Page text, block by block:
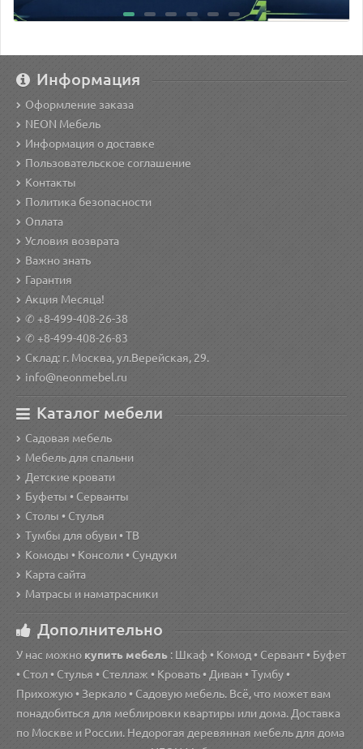
Информация
Оформление заказа
NEON Мебель
Информация о доставке
Пользовательское соглашение
Контакты
Политика безопасности
Оплата
Условия возврата
Важно знать
Гарантия
Акция Месяца!
✆ +8-499-408-26-38
✆ +8-499-408-26-83
Склад: г. Москва, ул.Верейская, 29.
info@neonmebel.ru
Каталог мебели
Садовая мебель
Мебель для спальни
Детские кровати
Буфеты • Серванты
Столы • Стулья
Тумбы для обуви • ТВ
Комоды • Консоли • Сундуки
Карта сайта
Матрасы и наматрасники
Дополнительно
У нас можно купить мебель : Шкаф • Комод • Сервант • Буфет
• Стол • Стулья • Стеллаж • Кровать • Диван • Тумбу •
Прихожую • Зеркало • Садовую мебель. Всё, что может вам
понадобиться для меблировки квартиры или дома. Доставка
по Москве и России. Недорогая деревянная мебель для дома